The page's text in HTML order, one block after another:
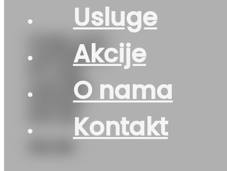
Usluge
Akcije
O nama
Kontakt
GUMA LJ/LT
LAUFENN X
LV01 8PR
107/105T
DOT:26